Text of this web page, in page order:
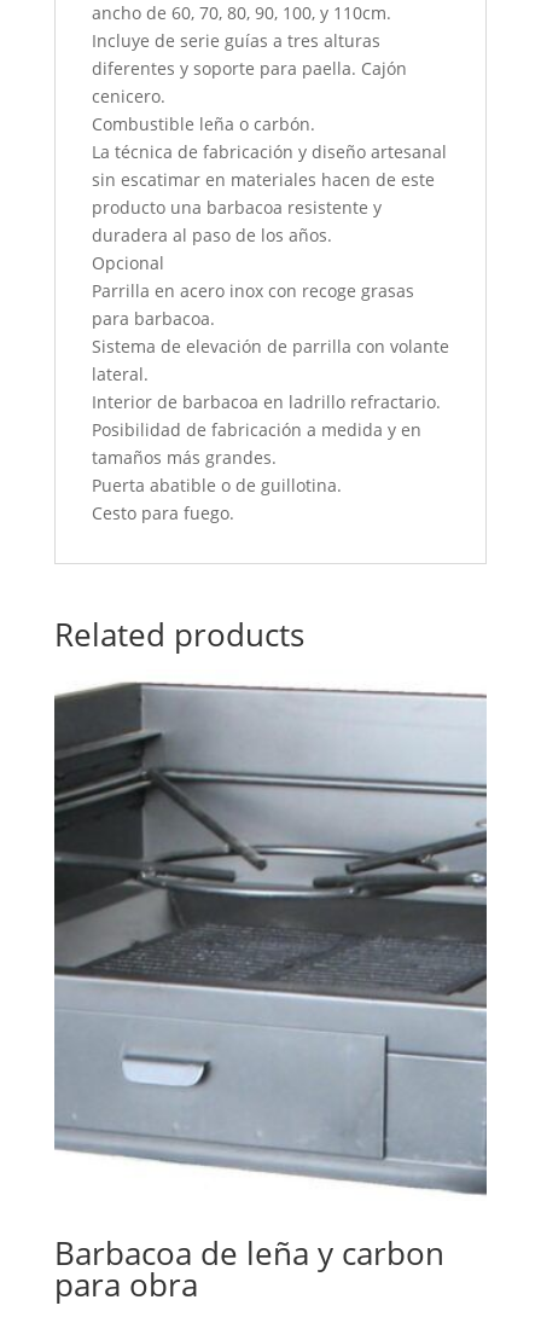
ancho de 60, 70, 80, 90, 100, y 110cm.
Incluye de serie guías a tres alturas
diferentes y soporte para paella. Cajón
cenicero.
Combustible leña o carbón.
La técnica de fabricación y diseño artesanal
sin escatimar en materiales hacen de este
producto una barbacoa resistente y
duradera al paso de los años.
Opcional
Parrilla en acero inox con recoge grasas
para barbacoa.
Sistema de elevación de parrilla con volante
lateral.
Interior de barbacoa en ladrillo refractario.
Posibilidad de fabricación a medida y en
tamaños más grandes.
Puerta abatible o de guillotina.
Cesto para fuego.
Related products
Barbacoa de leña y carbon
para obra